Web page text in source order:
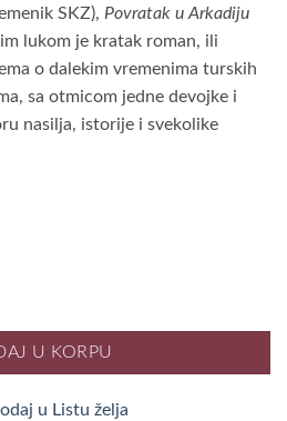
SKZ), Povratak u Arkadiju
lukom je kratak roman, ili
o dalekim vremenima turskih
sa otmicom jedne devojke i
nasilja, istorije i svekolike
Garonja količina
U KORPU
u Listu želja